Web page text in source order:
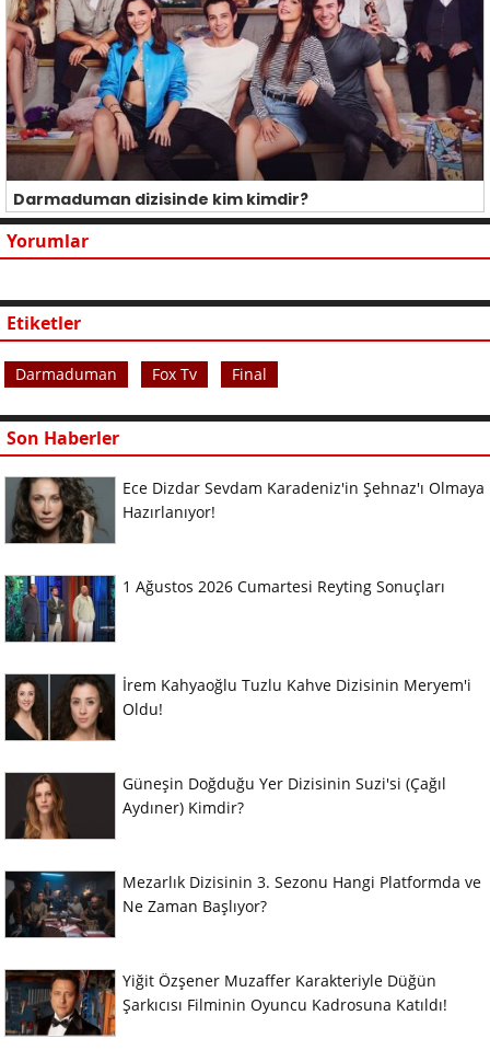
Darmaduman dizisinde kim kimdir?
Yorumlar
Etiketler
Darmaduman Fox Tv Final
Son Haberler
Ece Dizdar Sevdam Karadeniz'in Şehnaz'ı Olmaya
Hazırlanıyor!
1 Ağustos 2026 Cumartesi Reyting Sonuçları
İrem Kahyaoğlu Tuzlu Kahve Dizisinin Meryem'i
Oldu!
Güneşin Doğduğu Yer Dizisinin Suzi'si (Çağıl
Aydıner) Kimdir?
Mezarlık Dizisinin 3. Sezonu Hangi Platformda ve
Ne Zaman Başlıyor?
Yiğit Özşener Muzaffer Karakteriyle Düğün
Şarkıcısı Filminin Oyuncu Kadrosuna Katıldı!